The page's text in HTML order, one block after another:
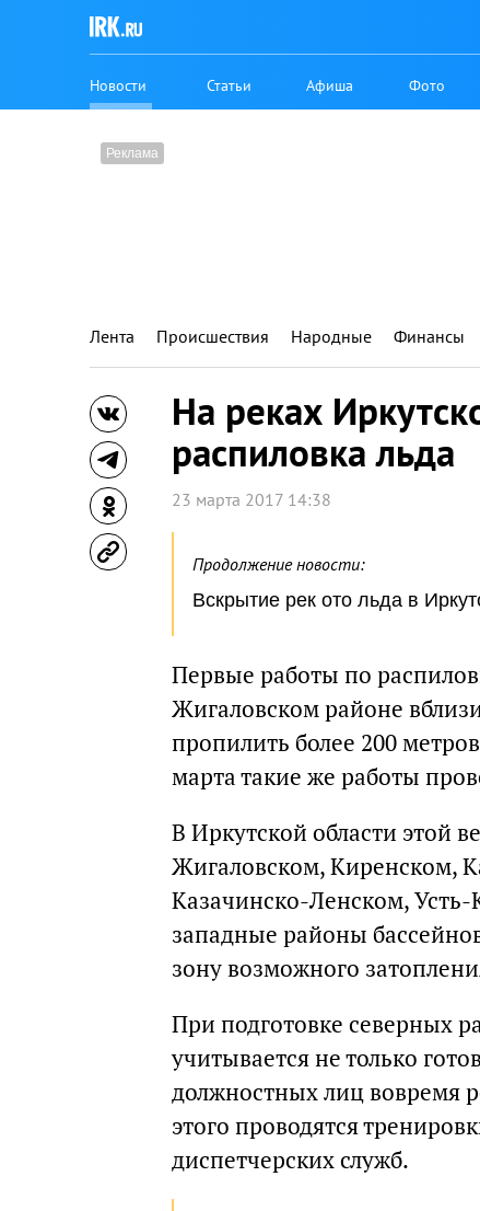
Новости Статьи Афиша Фото
Лента Происшествия Народные Финансы
На реках
распиловка льда
23 марта 2017 14:38
Продолжение новости:
Вскрытие рек ото льда в
Первые работы по
Жигаловском районе
пропилить более 200
марта такие же работы
В Иркутской области этой
Жигаловском, Киренском,
Казачинско-Ленском,
западные районы
зону возможного
При подготовке северных
учитывается не только
должностных лиц вовремя
этого проводятся
диспетчерских служб.